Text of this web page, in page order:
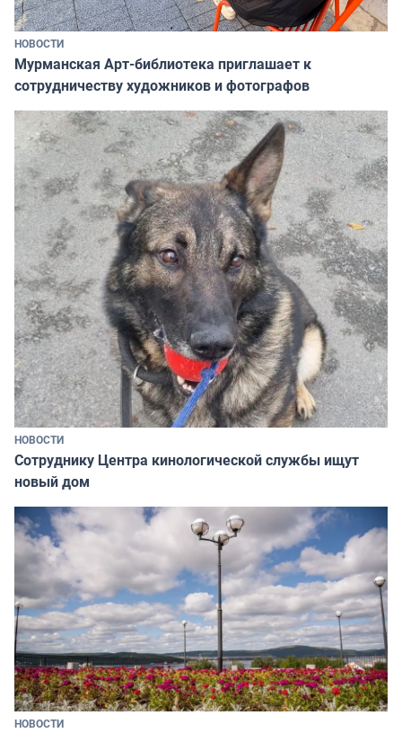
НОВОСТИ
Мурманская Арт-библиотека приглашает к
сотрудничеству художников и фотографов
НОВОСТИ
Сотруднику Центра кинологической службы ищут
новый дом
НОВОСТИ